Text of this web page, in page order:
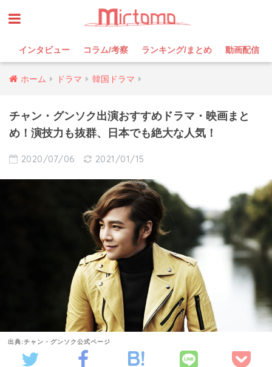
インタビュー コラム/考察 ランキング/まとめ 動画配信
ホーム ドラマ 韓国ドラマ
チャン・グンソク出演おすすめドラマ・映画まと
め！演技力も抜群、日本でも絶大な人気！
2020/07/06 2021/01/15
出典:チャン・グンソク公式ページ